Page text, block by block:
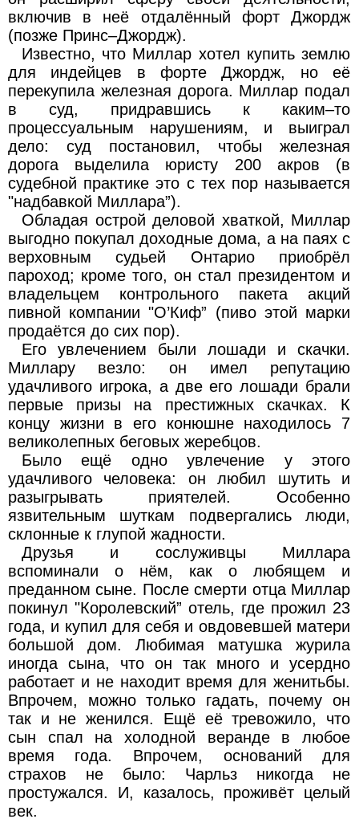
включив в неё отдалённый форт Джордж
(позже Принс–Джордж).
Известно, что Миллар хотел купить землю
для индейцев в форте Джордж, но её
перекупила железная дорога. Миллар подал
в суд, придравшись к каким–то
процессуальным нарушениям, и выиграл
дело: суд постановил, чтобы железная
дорога выделила юристу 200 акров (в
судебной практике это с тех пор называется
"надбавкой Миллара”).
Обладая острой деловой хваткой, Миллар
выгодно покупал доходные дома, а на паях с
верховным судьей Онтарио приобрёл
пароход; кроме того, он стал президентом и
владельцем контрольного пакета акций
пивной компании "О’Киф” (пиво этой марки
продаётся до сих пор).
Его увлечением были лошади и скачки.
Миллару везло: он имел репутацию
удачливого игрока, а две его лошади брали
первые призы на престижных скачках. К
концу жизни в его конюшне находилось 7
великолепных беговых жеребцов.
Было ещё одно увлечение у этого
удачливого человека: он любил шутить и
разыгрывать приятелей. Особенно
язвительным шуткам подвергались люди,
склонные к глупой жадности.
Друзья и сослуживцы Миллара
вспоминали о нём, как о любящем и
преданном сыне. После смерти отца Миллар
покинул "Королевский” отель, где прожил 23
года, и купил для себя и овдовевшей матери
большой дом. Любимая матушка журила
иногда сына, что он так много и усердно
работает и не находит время для женитьбы.
Впрочем, можно только гадать, почему он
так и не женился. Ещё её тревожило, что
сын спал на холодной веранде в любое
время года. Впрочем, оснований для
страхов не было: Чарльз никогда не
простужался. И, казалось, проживёт целый
век.